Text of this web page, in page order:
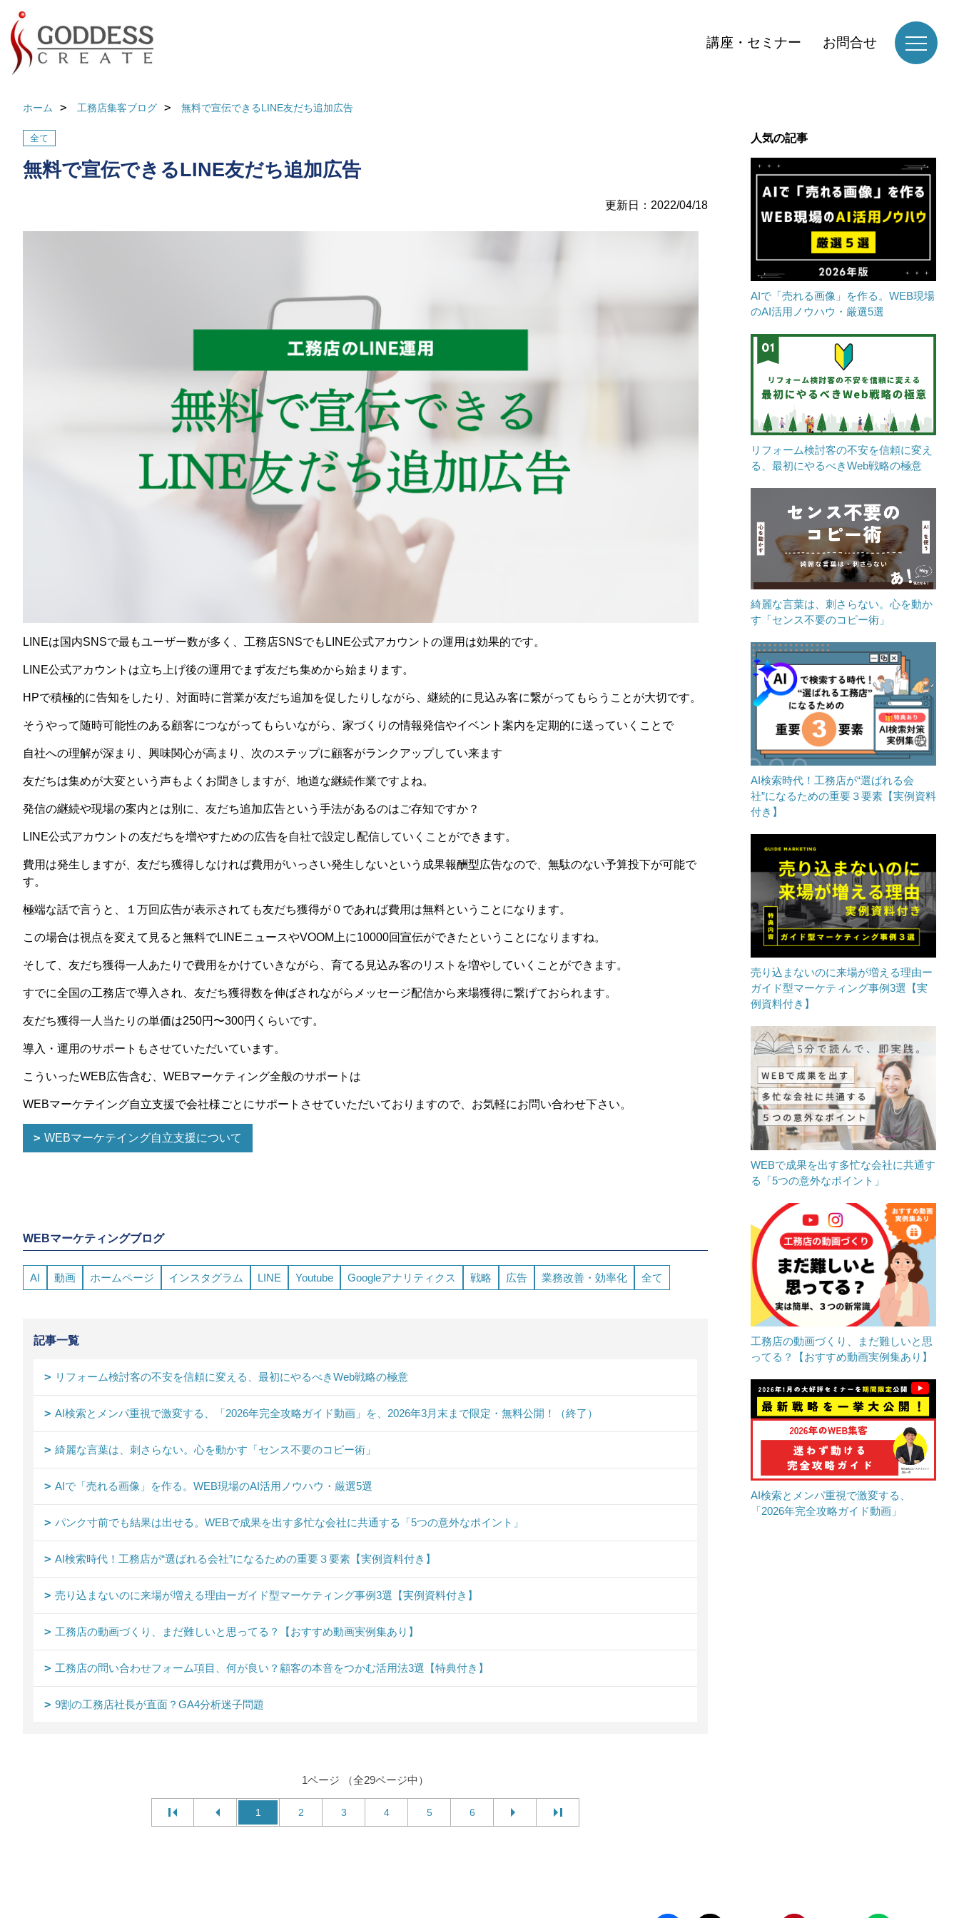
講座・セミナー お問合せ
ホーム 工務店集客ブログ 無料で宣伝できるLINE友だち追加広告
全て
無料で宣伝できるLINE友だち追加広告
更新日：2022/04/18
LINEは国内SNSで最もユーザー数が多く、工務店SNSでもLINE公式アカウントの運用は効果的です。
LINE公式アカウントは立ち上げ後の運用でまず友だち集めから始まります。
HPで積極的に告知をしたり、対面時に営業が友だち追加を促したりしながら、継続的に見込み客に繋がってもらうことが大切です。
そうやって随時可能性のある顧客につながってもらいながら、家づくりの情報発信やイベント案内を定期的に送っていくことで
自社への理解が深まり、興味関心が高まり、次のステップに顧客がランクアップしてい来ます
友だちは集めが大変という声もよくお聞きしますが、地道な継続作業ですよね。
発信の継続や現場の案内とは別に、友だち追加広告という手法があるのはご存知ですか？
LINE公式アカウントの友だちを増やすための広告を自社で設定し配信していくことができます。
費用は発生しますが、友だち獲得しなければ費用がいっさい発生しないという成果報酬型広告なので、無駄のない予算投下が可能で
す。
極端な話で言うと、１万回広告が表示されても友だち獲得が０であれば費用は無料ということになります。
この場合は視点を変えて見ると無料でLINEニュースやVOOM上に10000回宣伝ができたということになりますね。
そして、友だち獲得一人あたりで費用をかけていきながら、育てる見込み客のリストを増やしていくことができます。
すでに全国の工務店で導入され、友だち獲得数を伸ばされながらメッセージ配信から来場獲得に繋げておられます。
友だち獲得一人当たりの単価は250円〜300円くらいです。
導入・運用のサポートもさせていただいています。
こういったWEB広告含む、WEBマーケティング全般のサポートは
WEBマーケテイング自立支援で会社様ごとにサポートさせていただいておりますので、お気軽にお問い合わせ下さい。
WEBマーケテイング自立支援について
WEBマーケティングブログ
AI 動画 ホームページ インスタグラム LINE Youtube Googleアナリティクス 戦略 広告 業務改善・効率化 全て
記事一覧
リフォーム検討客の不安を信頼に変える、最初にやるべきWeb戦略の極意
AI検索とメンパ重視で激変する、「2026年完全攻略ガイド動画」を、2026年3月末まで限定・無料公開！（終了）
綺麗な言葉は、刺さらない。心を動かす「センス不要のコピー術」
AIで「売れる画像」を作る。WEB現場のAI活用ノウハウ・厳選5選
パンク寸前でも結果は出せる。WEBで成果を出す多忙な会社に共通する「5つの意外なポイント」
AI検索時代！工務店が“選ばれる会社”になるための重要３要素【実例資料付き】
売り込まないのに来場が増える理由ーガイド型マーケティング事例3選【実例資料付き】
工務店の動画づくり、まだ難しいと思ってる？【おすすめ動画実例集あり】
工務店の問い合わせフォーム項目、何が良い？顧客の本音をつかむ活用法3選【特典付き】
9割の工務店社長が直面？GA4分析迷子問題
1ページ （全29ページ中）
1 2 3 4 5 6
人気の記事
AIで「売れる画像」を作る。WEB現場
のAI活用ノウハウ・厳選5選
リフォーム検討客の不安を信頼に変え
る、最初にやるべきWeb戦略の極意
綺麗な言葉は、刺さらない。心を動か
す「センス不要のコピー術」
AI検索時代！工務店が“選ばれる会
社”になるための重要３要素【実例資料
付き】
売り込まないのに来場が増える理由ー
ガイド型マーケティング事例3選【実
例資料付き】
WEBで成果を出す多忙な会社に共通す
る「5つの意外なポイント」
工務店の動画づくり、まだ難しいと思
ってる？【おすすめ動画実例集あり】
AI検索とメンパ重視で激変する、
「2026年完全攻略ガイド動画」